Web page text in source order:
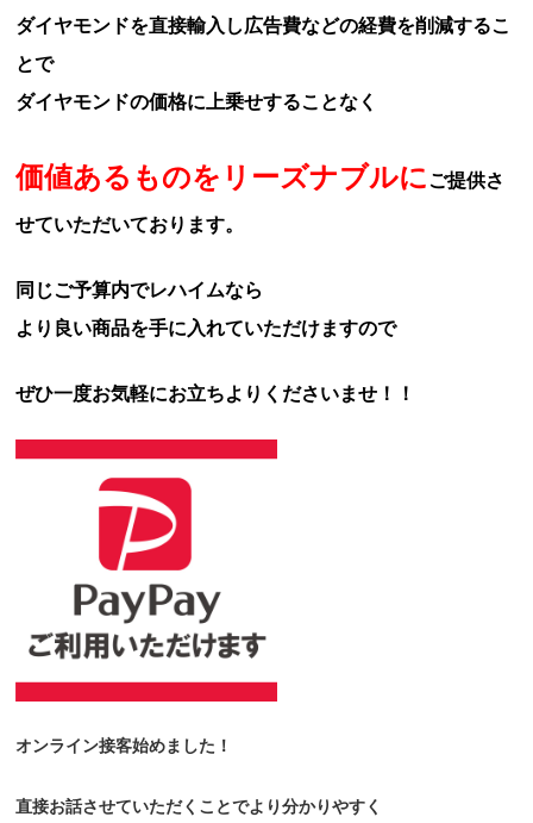
ダイヤモンドを直接輸入し広告費などの経費を削減するこ
とで
ダイヤモンドの価格に上乗せすることなく
価値あるものをリーズナブルにご提供さ
せていただいております。
同じご予算内でレハイムなら
より良い商品を手に入れていただけますので
ぜひ一度お気軽にお立ちよりくださいませ！！
オンライン接客始めました！
直接お話させていただくことでより分かりやすく